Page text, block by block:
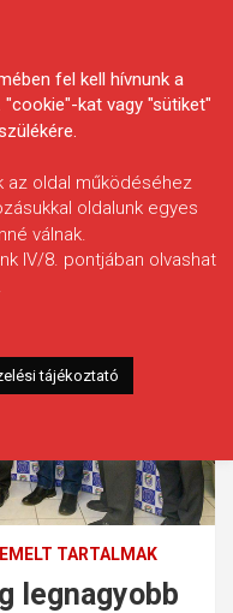
TARTALMAK
legnagyobb
fel kell hívnunk a
kat vagy "sütiket"
az oldal működéséhez
oldalunk egyes
válnak.
IV/8. pontjában olvashat
tájékoztató